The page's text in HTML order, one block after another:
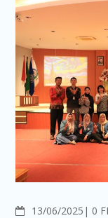
13/06/2025
0